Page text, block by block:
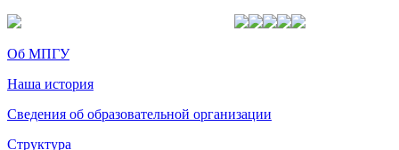
Об МПГУ
Наша история
Сведения об образовательной организации
Структура